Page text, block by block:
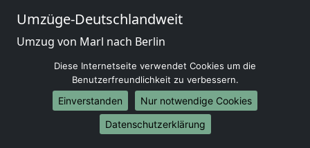
Umzüge-Deutschlandweit
Umzug von Marl nach Berlin
Umzug von Marl nach München
Umzug von Marl nach Köln
Umzug von Marl nach Frankfurt am Main
Umzug von Marl nach Stuttgart
Diese Internetseite verwendet Cookies um die
Benutzerfreundlichkeit zu verbessern.
Einverstanden
Nur notwendige Cookies
Datenschutzerklärung